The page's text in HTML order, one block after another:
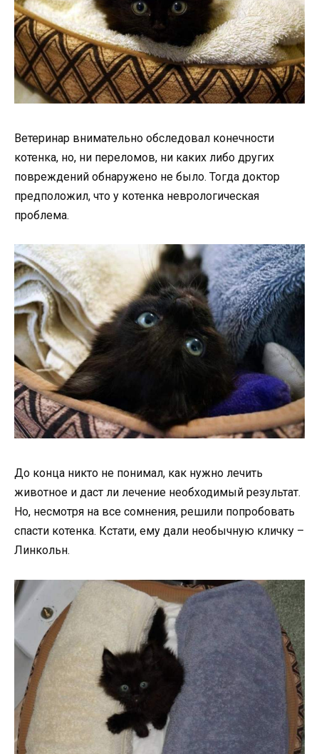
Ветеринар внимательно обследовал конечности
котенка, но, ни переломов, ни каких либо других
повреждений обнаружено не было. Тогда доктор
предположил, что у котенка неврологическая
проблема.
До конца никто не понимал, как нужно лечить
животное и даст ли лечение необходимый результат.
Но, несмотря на все сомнения, решили попробовать
спасти котенка. Кстати, ему дали необычную кличку –
Линкольн.